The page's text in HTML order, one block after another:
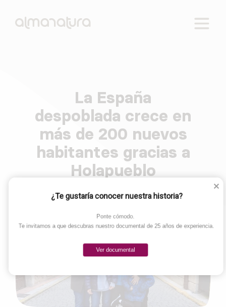
Skip
to
content
AlmaNatura
Reactivamos lo rural. Cuatro ejes de intervención:
empleo, educación, salud y tecnología.
La España
despoblada crece en
más de 200 nuevos
habitantes gracias a
Holapueblo
¿Te gustaría conocer nuestra historia?
Ponte cómodo.
Te invitamos a que descubras nuestro documental de 25 años de experiencia.
Ver documental